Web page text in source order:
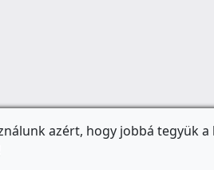
azért, hogy jobbá tegyük a